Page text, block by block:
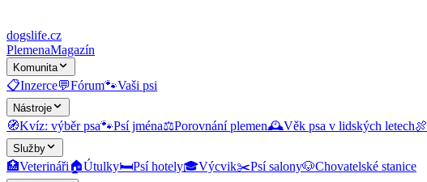
dogslife.cz
PlemenaMagazín
Komunita
📋Inzerce💬Fórum🐾Vaši psi
Nástroje
🧭Kvíz: výběr psa🐾Psí jména⚖️Porovnání plemen🕰️Věk psa v lidských letech🍖
Služby
🏥Veterináři🏠Útulky🛏️Psí hotely🎓Výcvik✂️Psí salony🐶Chovatelské stanice